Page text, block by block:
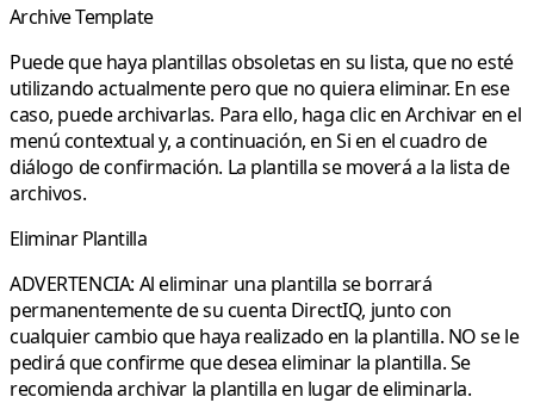
Archive Template
Puede que haya plantillas obsoletas en su lista, que no esté
utilizando actualmente pero que no quiera eliminar. En ese
caso, puede archivarlas. Para ello, haga clic enArchivaren el
menú contextual y, a continuación, en Si en el cuadro de
diálogo de confirmación. La plantilla se moverá a la lista de
archivos.
Eliminar Plantilla
ADVERTENCIA: Al eliminar una plantilla se borrará
permanentemente de su cuenta DirectIQ, junto con
cualquier cambio que haya realizado en la plantilla. NO se le
pedirá que confirme que desea eliminar la plantilla. Se
recomienda archivar la plantilla en lugar de eliminarla.